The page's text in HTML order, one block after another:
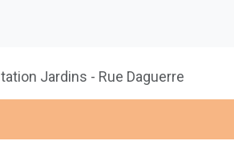
Jardins - Rue Daguerre